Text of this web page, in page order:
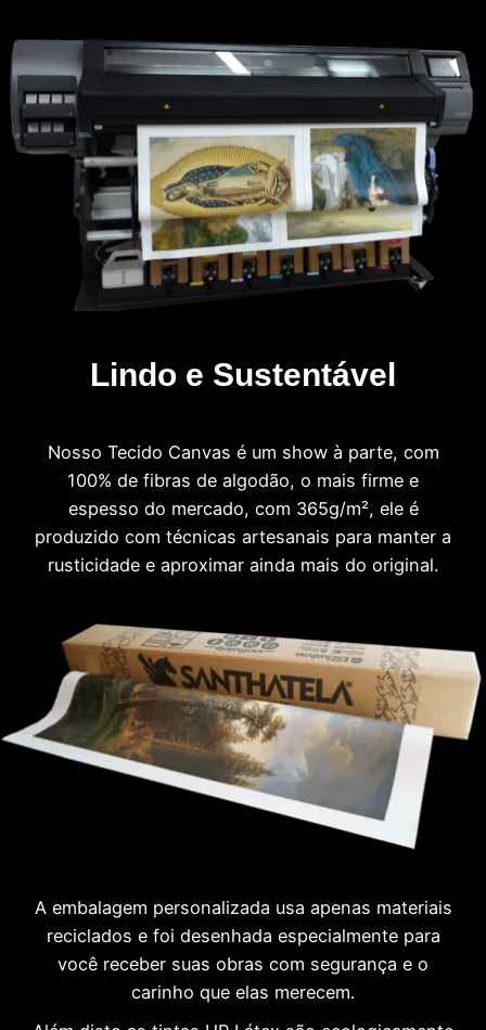
Lindo e Sustentável
Nosso Tecido Canvas é um show à parte, com
100% de fibras de algodão, o mais firme e
espesso do mercado, com 365g/m², ele é
produzido com técnicas artesanais para manter a
rusticidade e aproximar ainda mais do original.
A embalagem personalizada usa apenas materiais
reciclados e foi desenhada especialmente para
você receber suas obras com segurança e o
carinho que elas merecem.